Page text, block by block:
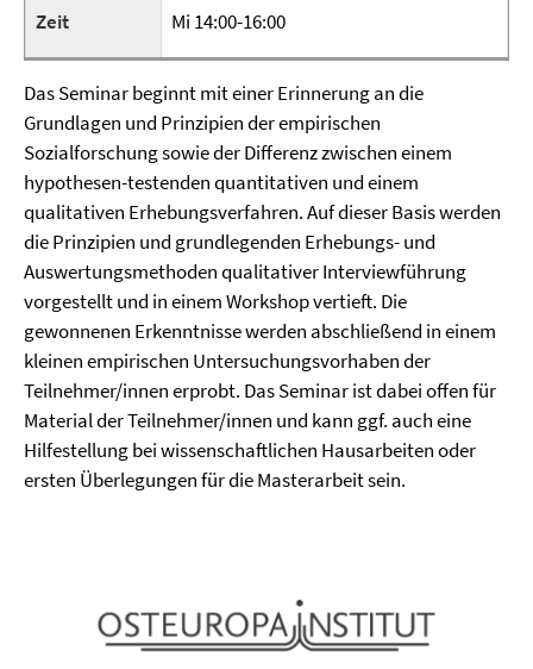
Zeit
Mi 14:00-16:00
Das Seminar beginnt mit einer Erinnerung an die
Grundlagen und Prinzipien der empirischen
Sozialforschung sowie der Differenz zwischen einem
hypothesen-testenden quantitativen und einem
qualitativen Erhebungsverfahren. Auf dieser Basis werden
die Prinzipien und grundlegenden Erhebungs- und
Auswertungsmethoden qualitativer Interviewführung
vorgestellt und in einem Workshop vertieft. Die
gewonnenen Erkenntnisse werden abschließend in einem
kleinen empirischen Untersuchungsvorhaben der
Teilnehmer/innen erprobt. Das Seminar ist dabei offen für
Material der Teilnehmer/innen und kann ggf. auch eine
Hilfestellung bei wissenschaftlichen Hausarbeiten oder
ersten Überlegungen für die Masterarbeit sein.